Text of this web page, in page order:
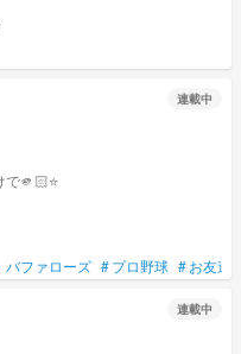
なってくれれば十分嬉しいです
連載中
🫵🏻⭐️
バファローズ #プロ野球 #お友達
連載中